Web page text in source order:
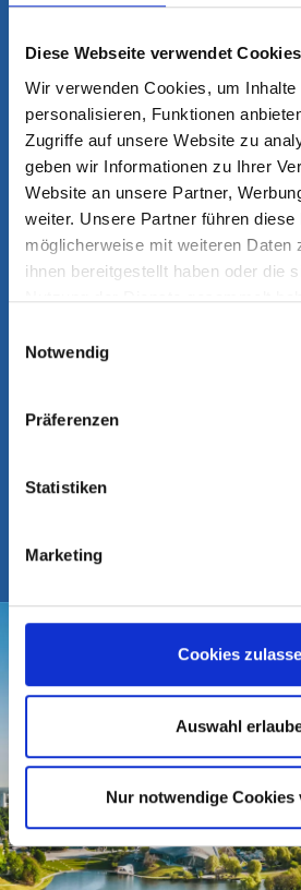
Diese Webseite verwendet Cookies
Wir verwenden Cookies, um Inhalte
personalisieren, Funktionen
Zugriffe auf unsere Website zu
geben wir Informationen zu Ihrer
Website an unsere Partner,
weiter. Unsere Partner führen diese
möglicherweise mit weiteren Daten
ihnen bereitgestellt haben oder die
Nutzung der Dienste gesammelt
Webseite weiterhin nutzen.
Notwendig
Präferenzen
Statistiken
Marketing
Cookies
Auswahl
Nur notwendige Cookies
und nach
Für Patienten mit
halten wir
jeden Tag ab 08:00
abgefragt werden